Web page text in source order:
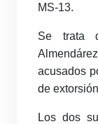
MS-13.
Se trata
acusados
de
Los dos